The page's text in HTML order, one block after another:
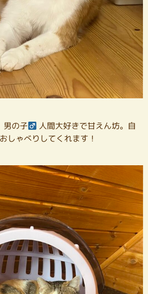
の子 人間大好きで甘えん坊。自
しゃべりしてくれます！